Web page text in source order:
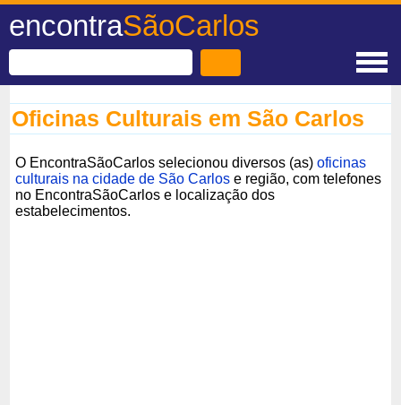
encontraSãoCarlos
Oficinas Culturais em São Carlos
O EncontraSãoCarlos selecionou diversos (as)oficinas
culturais na cidade de São Carlos e região, com telefones
no EncontraSãoCarlos e localização dos
estabelecimentos.